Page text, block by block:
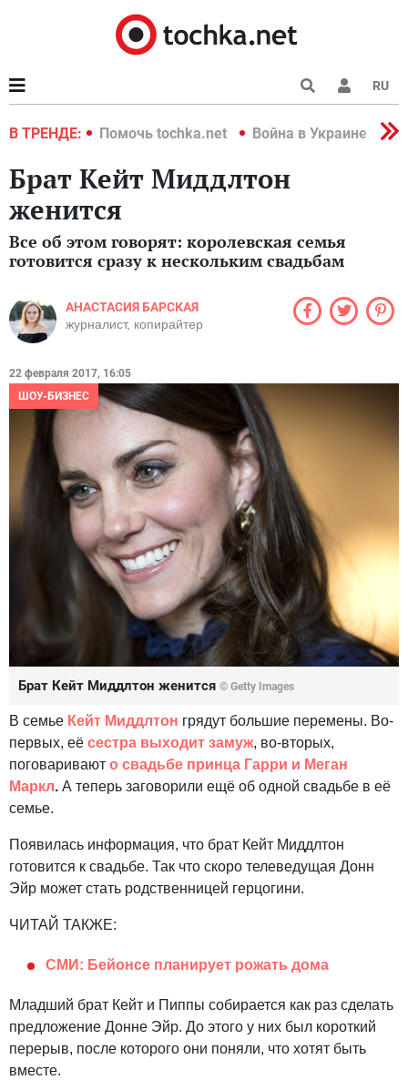
RU
В ТРЕНДЕ:
2022 Помочь tochka.net Война в Украине 2022
Брат Кейт Миддлтон
женится
Все об этом говорят: королевская семья
готовится сразу к нескольким свадьбам
АНАСТАСИЯ БАРСКАЯ
журналист, копирайтер
22 февраля 2017, 16:05
ШОУ-БИЗНЕС
Брат Кейт Миддлтон женится © Getty Images
В семье Кейт Миддлтон грядут большие перемены. Во-
первых, её сестра выходит замуж, во-вторых,
поговаривают о свадьбе принца Гарри и Меган
Маркл. А теперь заговорили ещё об одной свадьбе в её
семье.
Появилась информация, что брат Кейт Миддлтон
готовится к свадьбе. Так что скоро телеведущая Донн
Эйр может стать родственницей герцогини.
ЧИТАЙ ТАКЖЕ:
СМИ: Бейонсе планирует рожать дома
Младший брат Кейт и Пиппы собирается как раз сделать
предложение Донне Эйр. До этого у них был короткий
перерыв, после которого они поняли, что хотят быть
вместе.